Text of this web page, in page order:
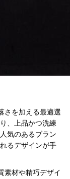
さを加える最適選
、上品かつ洗練
気のあるブラン
るデザインが手
素材や精巧デザイ